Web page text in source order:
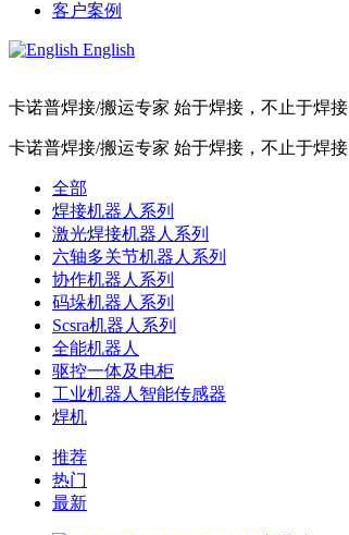
客户案例
English
卡诺普焊接/搬运专家 始于焊接，不止于焊接
卡诺普焊接/搬运专家 始于焊接，不止于焊接
全部
焊接机器人系列
激光焊接机器人系列
六轴多关节机器人系列
协作机器人系列
码垛机器人系列
Scsra机器人系列
全能机器人
驱控一体及电柜
工业机器人智能传感器
焊机
推荐
热门
最新